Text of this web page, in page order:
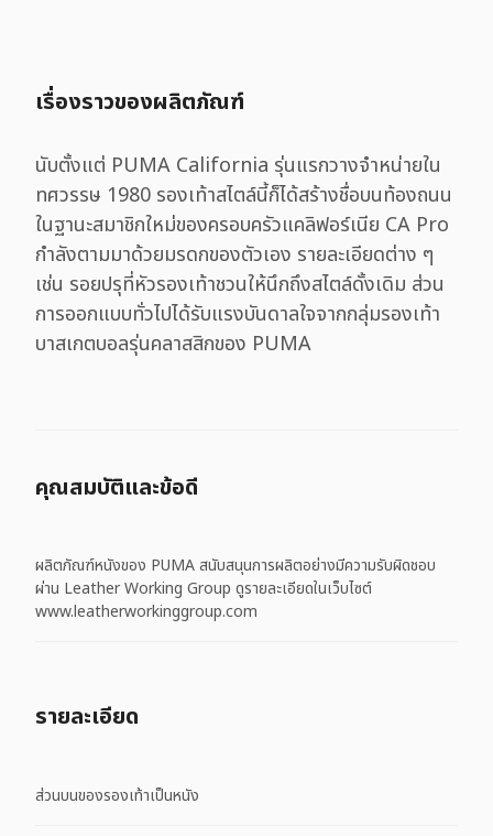
เรื่องราวของผลิตภัณฑ์
นับตั้งแต่ PUMA California รุ่นแรกวางจำหน่ายใน
ทศวรรษ 1980 รองเท้าสไตล์นี้ก็ได้สร้างชื่อบนท้องถนน
ในฐานะสมาชิกใหม่ของครอบครัวแคลิฟอร์เนีย CA Pro
กำลังตามมาด้วยมรดกของตัวเอง รายละเอียดต่าง ๆ
เช่น รอยปรุที่หัวรองเท้าชวนให้นึกถึงสไตล์ดั้งเดิม ส่วน
การออกแบบทั่วไปได้รับแรงบันดาลใจจากกลุ่มรองเท้า
บาสเกตบอลรุ่นคลาสสิกของ PUMA
คุณสมบัติและข้อดี
ผลิตภัณฑ์หนังของ PUMA สนับสนุนการผลิตอย่างมีความรับผิดชอบ
ผ่าน Leather Working Group ดูรายละเอียดในเว็บไซต์
www.leatherworkinggroup.com
รายละเอียด
ส่วนบนของรองเท้าเป็นหนัง